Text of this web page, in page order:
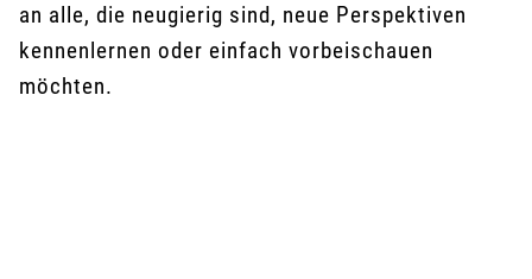
an alle, die neugierig sind, neue Perspektiven
kennenlernen oder einfach vorbeischauen
möchten.